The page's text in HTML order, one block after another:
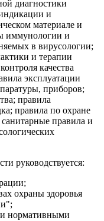
диагностики
и
материале и
иммунологии и
в вирусологии;
и терапии
качества
эксплуатации
приборов;
правила
правила по охране
правила и
руководствуется:
охраны здоровья
нормативными